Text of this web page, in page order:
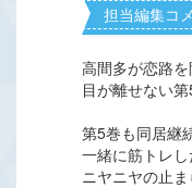
担当編集コ
高間多が恋路
目が離せない
第5巻も同居継
一緒に筋トレ
ニヤニヤの止